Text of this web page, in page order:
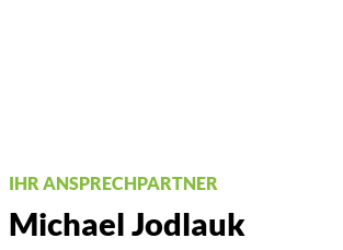
IHR ANSPRECHPARTNER
Michael Jodlauk